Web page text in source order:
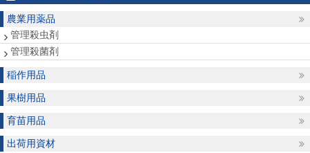
農業用薬品
管理殺虫剤
管理殺菌剤
稲作用品
果樹用品
育苗用品
出荷用資材